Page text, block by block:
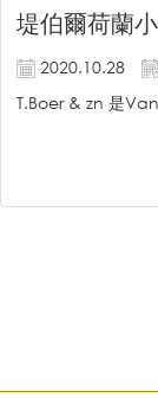
堤伯爾荷蘭
2020.10.28
T.Boer & zn 是